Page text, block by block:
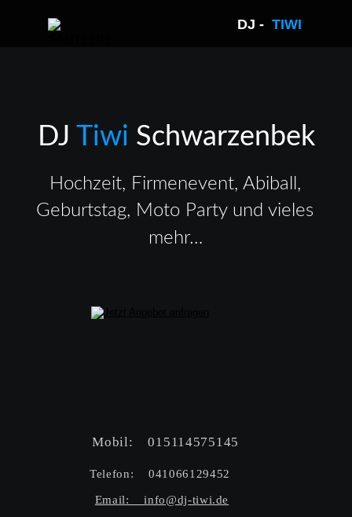
DJ Tiwi Schwarzenbek
Hochzeit, Firmenevent, Abiball,
Geburtstag, Moto Party und vieles
mehr…
Telefon:    041066129452
Mobil:    015114575145
Email:    info@dj-tiwi.de
DJ - TIWI